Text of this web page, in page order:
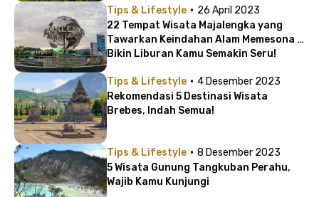
Tips & Lifestyle · 26 April 2023
22 Tempat Wisata Majalengka yang
Tawarkan Keindahan Alam Memesona |
Bikin Liburan Kamu Semakin Seru!
Tips & Lifestyle · 4 Desember 2023
Rekomendasi 5 Destinasi Wisata
Brebes, Indah Semua!
Tips & Lifestyle · 8 Desember 2023
5 Wisata Gunung Tangkuban Perahu,
Wajib Kamu Kunjungi